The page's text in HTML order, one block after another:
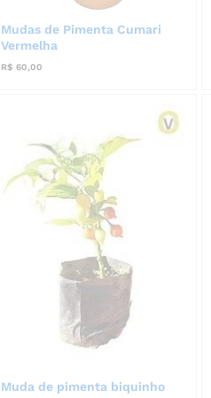
Mudas de Pimenta Cumari
Vermelha
R$ 60,00
Muda de pimenta biquinho